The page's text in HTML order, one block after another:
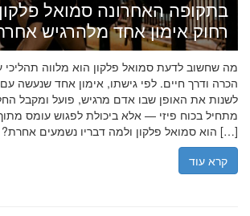
בתקופה האחרונה סמואל
רחוק אימון אחד מלהרגיש
מה שחשוב לדעת סמואל פלקון הוא מלווה
הכרה ודרך חיים. לפי גישתו, אימון אחד שנעשה
לשנות את האופן שבו אדם מרגיש, פועל ומקבל
מתחיל בכוח פיזי — אלא ביכולת לפגוש עומס
הוא סמואל פלקון ולמה דבריו נשמעים אחרת? סמואל פלקון […]
קרא עוד